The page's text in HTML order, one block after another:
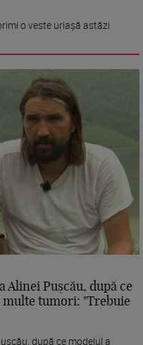
o veste uriașă astăzi
Alinei Pușcău, după ce
multe tumori: "Trebuie
după ce modelul a